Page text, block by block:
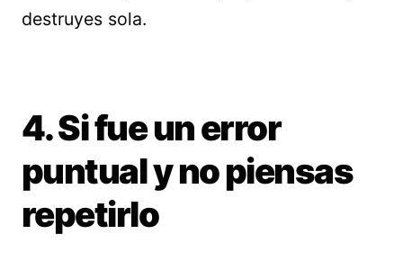
destruyes sola.
4. Si fue un error
puntual y no piensas
repetirlo